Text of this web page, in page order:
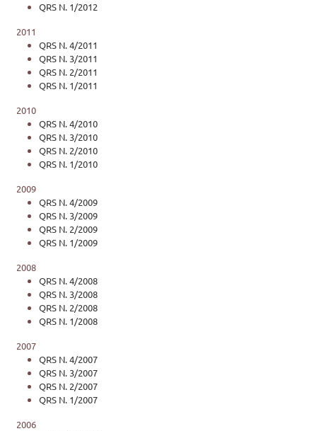
QRS N. 1/2012
2011
QRS N. 4/2011
QRS N. 3/2011
QRS N. 2/2011
QRS N. 1/2011
2010
QRS N. 4/2010
QRS N. 3/2010
QRS N. 2/2010
QRS N. 1/2010
2009
QRS N. 4/2009
QRS N. 3/2009
QRS N. 2/2009
QRS N. 1/2009
2008
QRS N. 4/2008
QRS N. 3/2008
QRS N. 2/2008
QRS N. 1/2008
2007
QRS N. 4/2007
QRS N. 3/2007
QRS N. 2/2007
QRS N. 1/2007
2006